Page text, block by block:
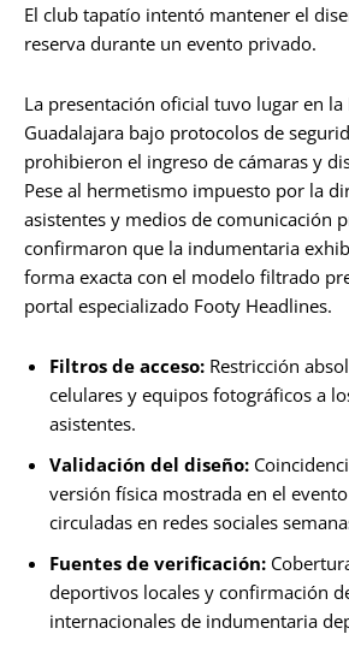
El club tapatío intentó mantener el
reserva durante un evento privado.
La presentación oficial tuvo lugar en la
Guadalajara bajo protocolos de
prohibieron el ingreso de cámaras y
Pese al hermetismo impuesto por la
asistentes y medios de comunicación
confirmaron que la indumentaria
forma exacta con el modelo filtrado
portal especializado Footy Headlines.
Filtros de acceso: Restricción
celulares y equipos fotográficos a
asistentes.
Validación del diseño:
versión física mostrada en el
circuladas en redes sociales
Fuentes de verificación:
deportivos locales y confirmación
internacionales de indumentaria